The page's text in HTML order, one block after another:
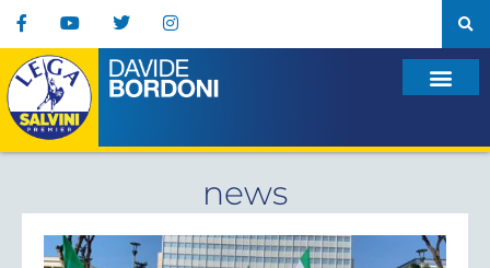
news